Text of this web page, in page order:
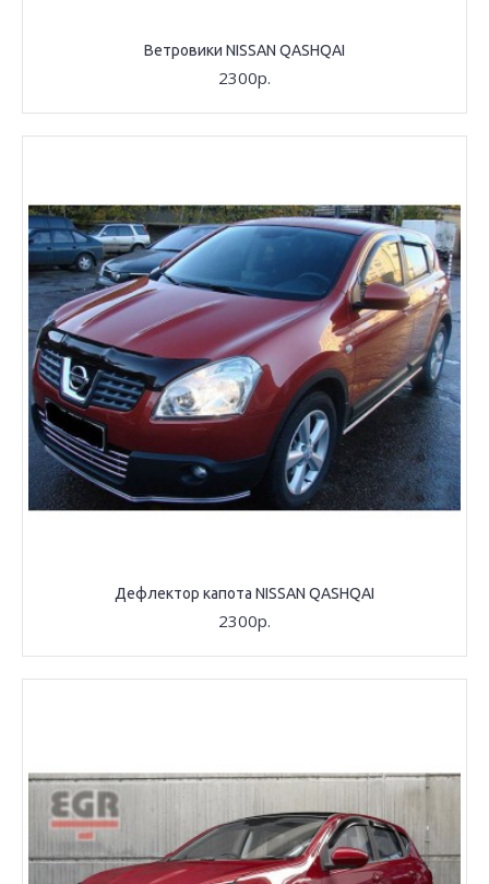
Ветровики NISSAN QASHQAI
2300р.
Дефлектор капота NISSAN QASHQAI
2300р.